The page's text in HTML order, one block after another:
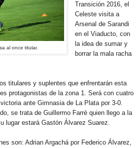
al once titular.
Transición 2016, el
Celeste visita a
Arsenal de Sarandi
en el Viaducto, con
la idea de sumar y
borrar la mala racha
titulares y suplentes que enfrentarán esta
protagonistas de la zona 1. Será con cuatro
ante Gimnasia de La Plata por 3-0.
se trata de Guillermo Farré quien llego a la
lugar estará Gastón Álvarez Suarez.
son: Adrian Argachá por Federico Álvarez,